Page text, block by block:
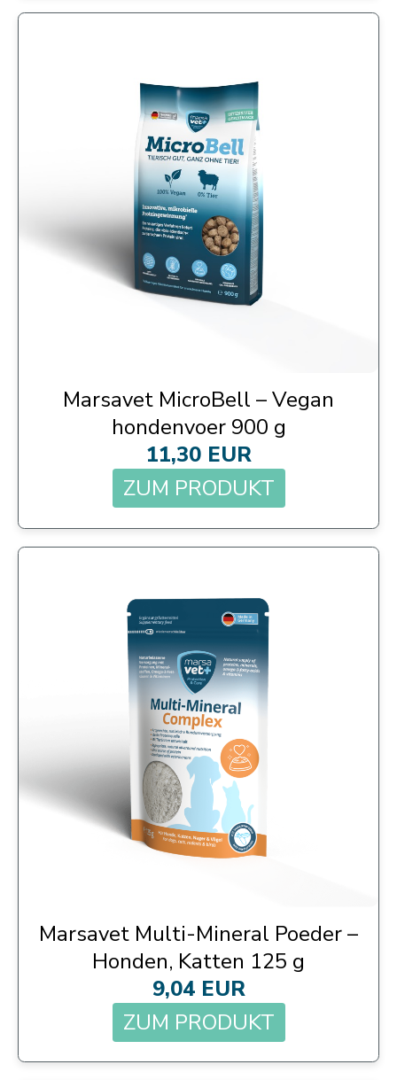
Marsavet MicroBell – Vegan
hondenvoer 900 g
11,30 EUR
ZUM PRODUKT
Marsavet Multi-Mineral Poeder –
Honden, Katten 125 g
9,04 EUR
ZUM PRODUKT